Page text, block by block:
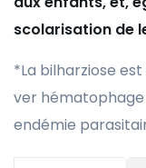
scolarisation de
*La bilharziose
ver hématophage
endémie